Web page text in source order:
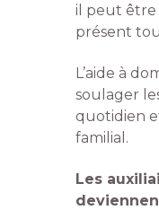
il peut être
présent
L’aide à
soulager
quotidien
familial.
Les